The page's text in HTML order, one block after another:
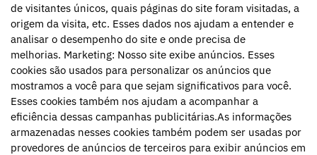
de visitantes únicos, quais páginas do site foram visitadas, a
origem da visita, etc. Esses dados nos ajudam a entender e
analisar o desempenho do site e onde precisa de
melhorias. Marketing: Nosso site exibe anúncios. Esses
cookies são usados ​​para personalizar os anúncios que
mostramos a você para que sejam significativos para você.
Esses cookies também nos ajudam a acompanhar a
eficiência dessas campanhas publicitárias.As informações
armazenadas nesses cookies também podem ser usadas por
provedores de anúncios de terceiros para exibir anúncios em